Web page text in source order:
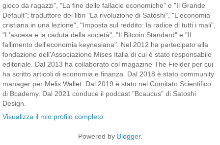
gioco da ragazzi", "La fine delle fallacie economiche" e "Il Grande
Default"; traduttore dei libri "La rivoluzione di Satoshi", "L'economia
cristiana in una lezione", "Imposta sul reddito: la radice di tutti i mali",
"L'ascesa e la caduta della società", "Il Bitcoin Standard" e "Il
fallimento dell'economia keynesiana". Nel 2012 ha partecipato alla
fondazione dell'Associazione Mises Italia di cui è stato responsabile
editoriale. Dal 2013 ha collaborato col magazine The Fielder per cui
ha scritto articoli di economia e finanza. Dal 2018 è stato community
manager per Melis Wallet. Dal 2019 è stato nel Comitato Scientifico
di Bcademy. Dal 2021 conduce il podcast "Bcaucus" di Satoshi
Design.
Visualizza il mio profilo completo
Powered by Blogger.